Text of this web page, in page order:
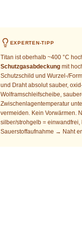
EXPERTEN-TIPP
Titan ist oberhalb ~400 °C
Schutzgasabdeckungmit
Schutzschild und Wurzel-/
und Draht absolut sauber,
Wolframschleifscheibe,
Zwischenlagentemperatur
vermeiden. Kein Vorwärmen.
silber/strohgelb = einwandfrei,
Sauerstoffaufnahme → Naht